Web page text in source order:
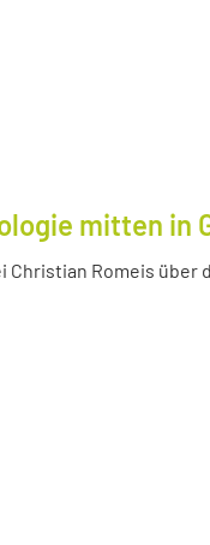
mitten in
Romeis über